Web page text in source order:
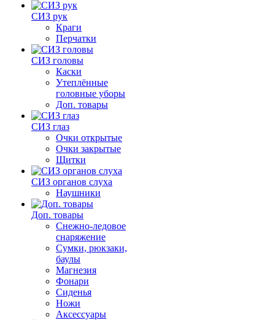
СИЗ рук
Краги
Перчатки
СИЗ головы
Каски
Утеплённые
головные уборы
Доп. товары
СИЗ глаз
Очки открытые
Очки закрытые
Щитки
СИЗ органов слуха
Наушники
Доп. товары
Снежно-ледовое
снаряжение
Сумки, рюкзаки,
баулы
Магнезия
Фонари
Сиденья
Ножи
Аксессуары